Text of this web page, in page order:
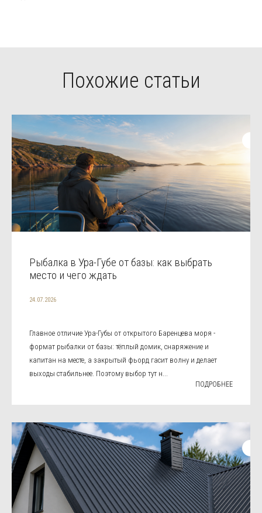
Похожие статьи
Рыбалка в Ура-Губе от базы: как выбрать
место и чего ждать
24.07.2026
Главное отличие Ура-Губы от открытого Баренцева моря -
формат рыбалки от базы: тёплый домик, снаряжение и
капитан на месте, а закрытый фьорд гасит волну и делает
выходы стабильнее. Поэтому выбор тут н...
ПОДРОБНЕЕ